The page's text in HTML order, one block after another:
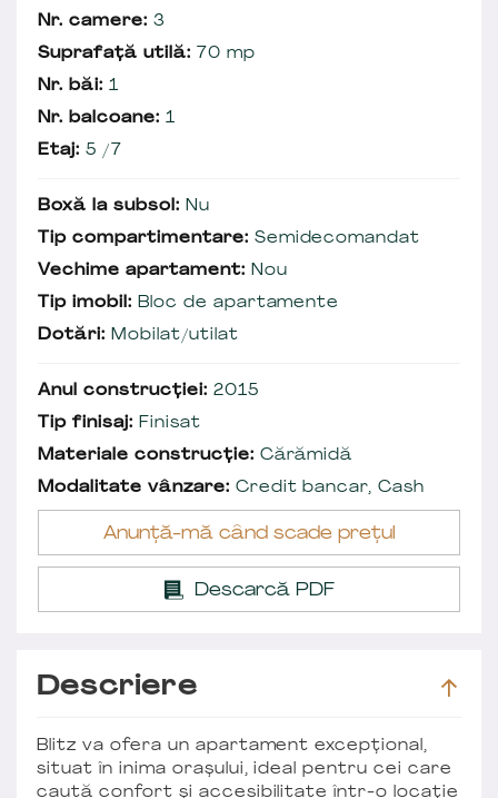
Nr. camere: 3
Suprafață utilă: 70 mp
Nr. băi: 1
Nr. balcoane: 1
Etaj: 5 /7
Boxă la subsol: Nu
Tip compartimentare: Semidecomandat
Vechime apartament: Nou
Tip imobil: Bloc de apartamente
Dotări: Mobilat/utilat
Anul construcției: 2015
Tip finisaj: Finisat
Materiale construcție: Cărămidă
Modalitate vânzare: Credit bancar, Cash
Anunță-mă când scade prețul
Descarcă PDF
Descriere
Blitz va ofera un apartament excepțional,
situat în inima orașului, ideal pentru cei care
caută confort și accesibilitate într-o locație